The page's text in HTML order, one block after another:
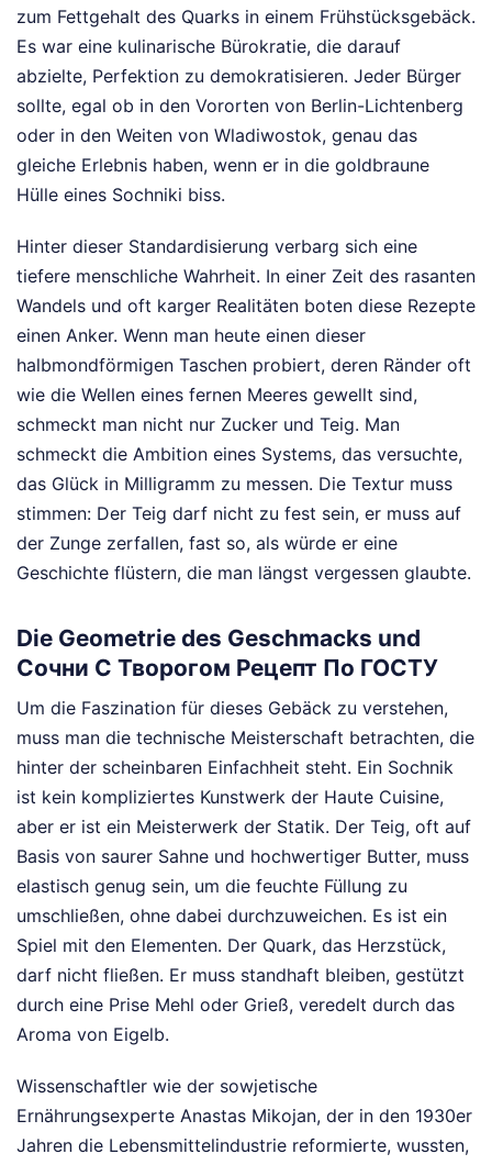
zum Fettgehalt des Quarks in einem Frühstücksgebäck.
Es war eine kulinarische Bürokratie, die darauf
abzielte, Perfektion zu demokratisieren. Jeder Bürger
sollte, egal ob in den Vororten von Berlin-Lichtenberg
oder in den Weiten von Wladiwostok, genau das
gleiche Erlebnis haben, wenn er in die goldbraune
Hülle eines Sochniki biss.
Hinter dieser Standardisierung verbarg sich eine
tiefere menschliche Wahrheit. In einer Zeit des rasanten
Wandels und oft karger Realitäten boten diese Rezepte
einen Anker. Wenn man heute einen dieser
halbmondförmigen Taschen probiert, deren Ränder oft
wie die Wellen eines fernen Meeres gewellt sind,
schmeckt man nicht nur Zucker und Teig. Man
schmeckt die Ambition eines Systems, das versuchte,
das Glück in Milligramm zu messen. Die Textur muss
stimmen: Der Teig darf nicht zu fest sein, er muss auf
der Zunge zerfallen, fast so, als würde er eine
Geschichte flüstern, die man längst vergessen glaubte.
Die Geometrie des Geschmacks und
Сочни С Творогом Рецепт По ГОСТУ
Um die Faszination für dieses Gebäck zu verstehen,
muss man die technische Meisterschaft betrachten, die
hinter der scheinbaren Einfachheit steht. Ein Sochnik
ist kein kompliziertes Kunstwerk der Haute Cuisine,
aber er ist ein Meisterwerk der Statik. Der Teig, oft auf
Basis von saurer Sahne und hochwertiger Butter, muss
elastisch genug sein, um die feuchte Füllung zu
umschließen, ohne dabei durchzuweichen. Es ist ein
Spiel mit den Elementen. Der Quark, das Herzstück,
darf nicht fließen. Er muss standhaft bleiben, gestützt
durch eine Prise Mehl oder Grieß, veredelt durch das
Aroma von Eigelb.
Wissenschaftler wie der sowjetische
Ernährungsexperte Anastas Mikojan, der in den 1930er
Jahren die Lebensmittelindustrie reformierte, wussten,